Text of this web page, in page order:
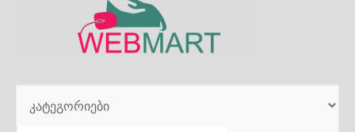
SEARCH